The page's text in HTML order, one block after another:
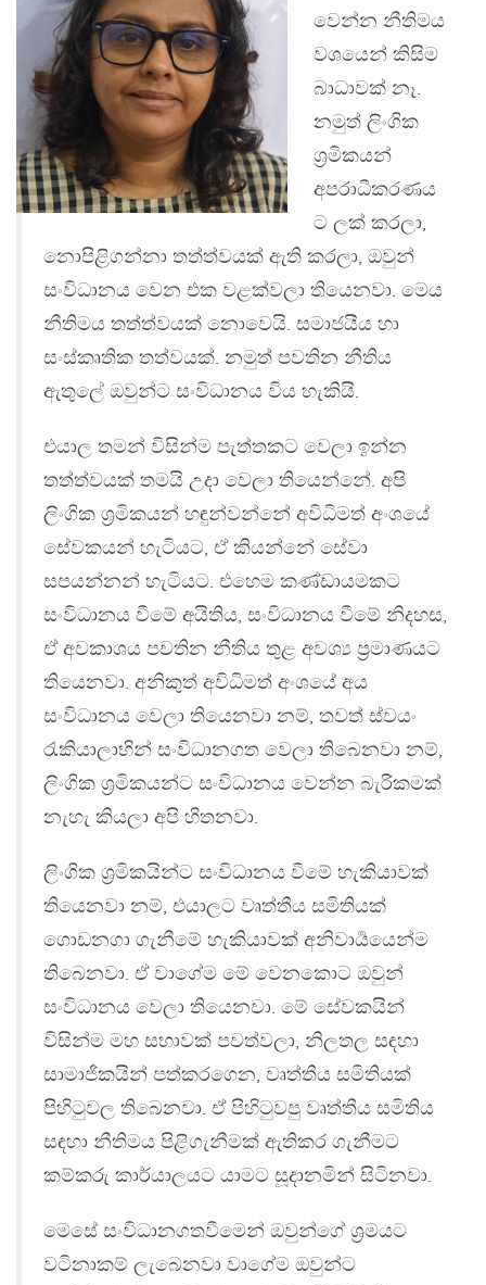
වෙන්න නීතිමය
වශයෙන් කිසිම
බාධාවක් නෑ.
නමුත් ලිංගික
ශ්‍රමිකයන්
අපරාධීකරණය
ට ලක් කරලා,
නොපිළිගන්නා තත්ත්වයක් ඇති කරලා, ඔවුන්
සංවිධානය වෙන එක වළක්වලා තියෙනවා. මෙය
නීතිමය තත්ත්වයක් නොවෙයි. සමාජයීය හා
සංස්කෘතික තත්වයක්. නමුත් පවතින නීතිය
ඇතුලේ ඔවුන්ට සංවිධානය විය හැකියි.
එයාල තමන් විසින්ම පැත්තකට වෙලා ඉන්න
තත්ත්වයක් තමයි උදා වෙලා තියෙන්නේ. අපි
ලිංගික ශ්‍රමිකයන් හඳුන්වන්නේ අවිධිමත් අංශයේ
සේවකයන් හැටියට, ඒ කියන්නේ සේවා
සපයන්නන් හැටියට. එහෙම කණ්ඩායමකට
සංවිධානය වීමේ අයිතිය, සංවිධානය වීමේ නිදහස,
ඒ අවකාශය පවතින නීතිය තුළ අවශ්‍ය ප්‍රමාණයට
තියෙනවා. අනිකුත් අවිධිමත් අංශයේ අය
සංවිධානය වෙලා තියෙනවා නම්, තවත් ස්වයං
රැකියාලාභින් සංවිධානගත වෙලා තිබෙනවා නම්,
ලිංගික ශ්‍රමිකයන්ට සංවිධානය වෙන්න බැරිකමක්
නැහැ කියලා අපි හිතනවා.
ලිංගික ශ්‍රමිකයින්ට සංවිධානය වීමේ හැකියාවක්
තියෙනවා නම්, එයාලට වෘත්තීය සමිතියක්
ගොඩනගා ගැනීමේ හැකියාවක් අනිවාර්‍යයෙන්ම
තිබෙනවා. ඒ වාගේම මේ වෙනකොට ඔවුන්
සංවිධානය වෙලා තියෙනවා. මේ සේවකයින්
විසින්ම මහ සභාවක් පවත්වලා, නිලතල සඳහා
සාමාජිකයින් පත්කරගෙන, වෘත්තීය සමිතියක්
පිහිටුවල තිබෙනවා. ඒ පිහිටුවපු වෘත්තීය සමිතිය
සඳහා නීතිමය පිළිගැනීමක් ඇතිකර ගැනීමට
කම්කරු කාර්යාලයට යාමට සූදානමින් සිටිනවා.
මෙසේ සංවිධානගතවීමෙන් ඔවුන්ගේ ශ්‍රමයට
වටිනාකම් ලැබෙනවා වාගේම ඔවුන්ට